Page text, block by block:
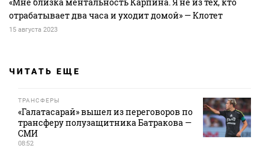
отрабатывает два часа и уходит домой» — Клотет
15 августа 2023
ЧИТАТЬ ЕЩЕ
ТРАНСФЕРЫ
«Галатасарай» вышел из переговоров по
трансферу полузащитника Батракова —
СМИ
08:52